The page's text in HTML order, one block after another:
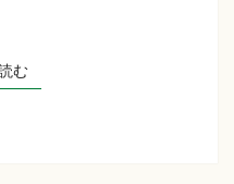
むもっと読む